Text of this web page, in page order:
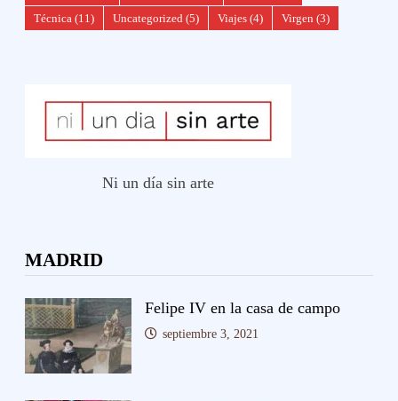
Técnica (11) Uncategorized (5) Viajes (4) Virgen (3)
Ni un día sin arte
MADRID
Felipe IV en la casa de campo
septiembre 3, 2021